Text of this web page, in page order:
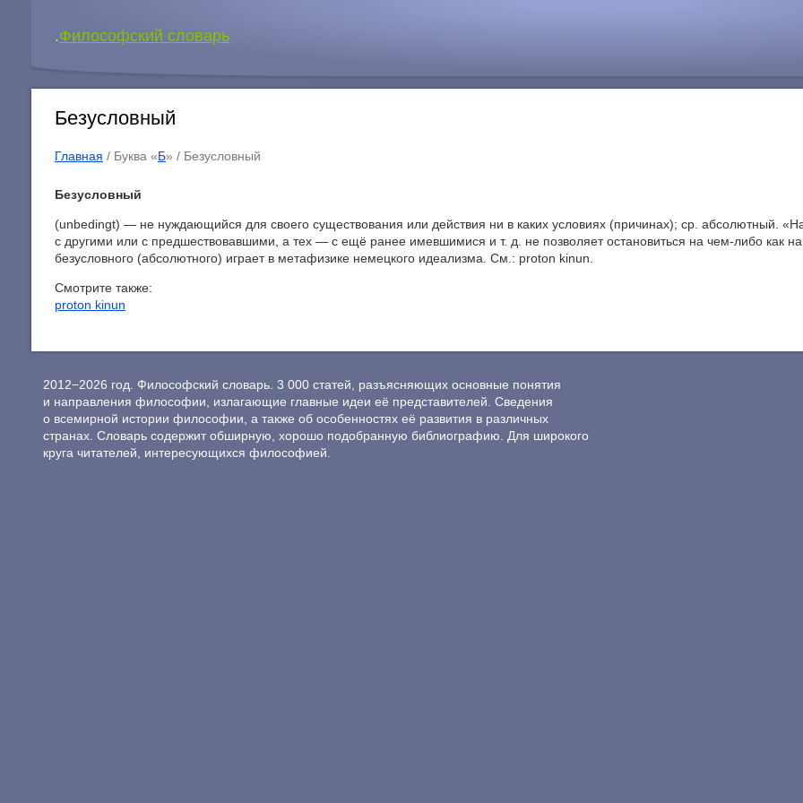
.Философский словарь
Безусловный
Главная / Буква «Б» / Безусловный
Безусловный
(unbedingt) — не нуждающийся для своего существования или действия ни в каких условиях (причинах); ср. абсолютный.
с другими или с предшествовавшими, а тех — с ещё ранее имевшимися и т. д. не позволяет остановиться на чем-либо как
безусловного (абсолютного) играет в метафизике немецкого идеализма. См.: proton kinun.
Смотрите также:
proton kinun
2012−2026 год. Философский словарь. 3 000 статей, разъясняющих основные понятия
и направления философии, излагающие главные идеи её представителей. Сведения
о всемирной истории философии, а также об особенностях её развития в различных
странах. Словарь содержит обширную, хорошо подобранную библиографию. Для широкого
круга читателей, интересующихся философией.